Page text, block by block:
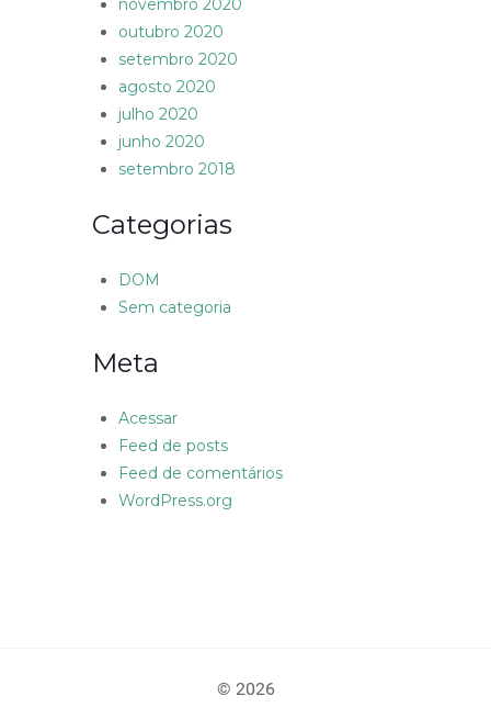
novembro 2020
outubro 2020
setembro 2020
agosto 2020
julho 2020
junho 2020
setembro 2018
Categorias
DOM
Sem categoria
Meta
Acessar
Feed de posts
Feed de comentários
WordPress.org
© 2026